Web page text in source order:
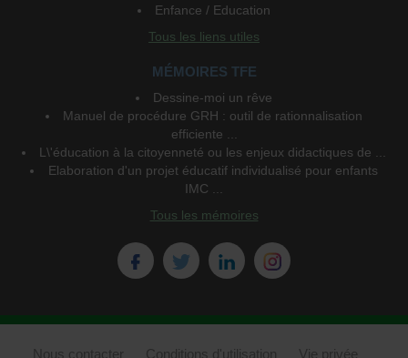
Enfance / Education
Tous les liens utiles
MÉMOIRES TFE
Dessine-moi un rêve
Manuel de procédure GRH : outil de rationnalisation
efficiente ...
L\'éducation à la citoyenneté ou les enjeux didactiques de ...
Elaboration d'un projet éducatif individualisé pour enfants
IMC ...
Tous les mémoires
Nous contacter Conditions d'utilisation Vie privée